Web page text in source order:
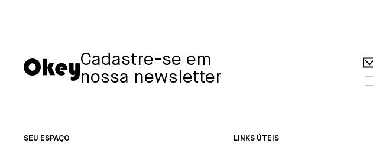
Cadastre-se em
nossa newsletter
SEU ESPAÇO LINKS ÚTEIS